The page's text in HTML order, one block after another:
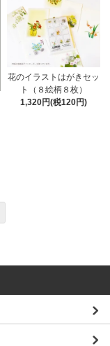
花のイラストはがきセッ
ト（８絵柄８枚）
1,320円(税120円)